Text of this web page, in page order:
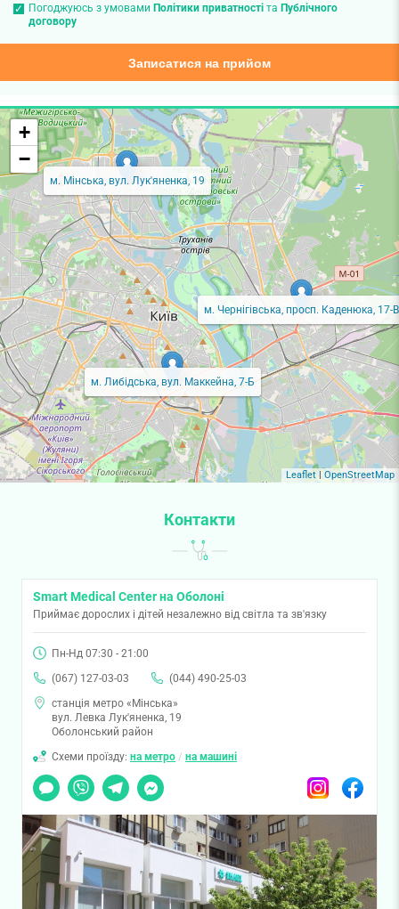
Погоджуюсь з умовами Політики приватностіта Публічного
договору
Записатися на прийом
м. Мінська, вул. Лук'яненка, 19
м. Либідська, вул. Маккейна, 7-Б
м. Чернігівська, просп. Каденюка, 17-В
+
−
Leaflet| OpenStreetMap
Контакти
Smart Medical Center на Оболоні
Приймає дорослих і дітей незалежно від світла та зв'язку
Пн-Нд 07:30 - 21:00
(067) 127-03-03
(044) 490-25-03
станція метро «Мінська»
вул. Левка Лук'яненка, 19
Оболонський район
Схеми проїзду: на метро / на машині
Чат
Viber TelegramMessenger InstagramFacebook